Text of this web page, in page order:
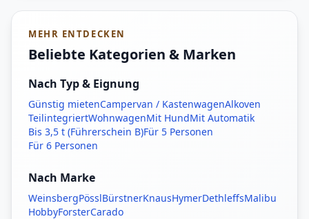
MEHR ENTDECKEN
Beliebte Kategorien & Marken
Nach Typ & Eignung
Günstig mietenCampervan / KastenwagenAlkoven
TeilintegriertWohnwagenMit HundMit Automatik
Bis 3,5 t (Führerschein B)Für 5 Personen
Für 6 Personen
Nach Marke
WeinsbergPösslBürstnerKnausHymerDethleffsMalibu
HobbyForsterCarado